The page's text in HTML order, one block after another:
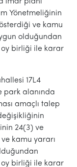
Yönetmeliğinin
ve kamu
olduğundan
oy birliği ile karar
17L4
park alanında
amaçlı talep
24(3) ve
kamu yararı
oy birliği ile karar